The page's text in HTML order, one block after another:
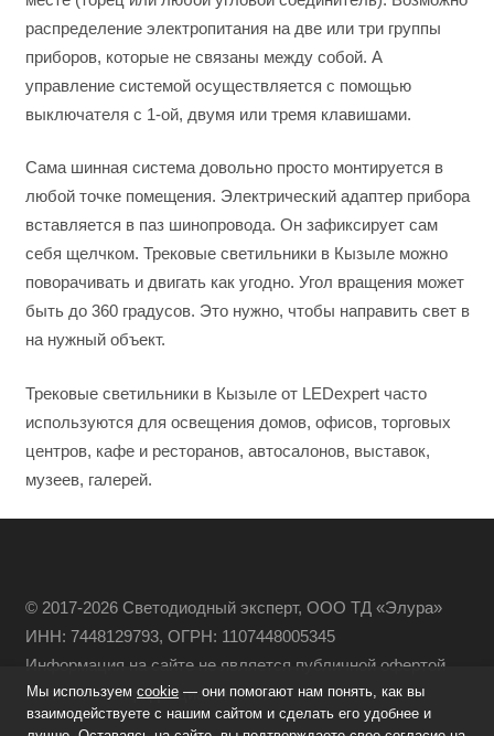
распределение электропитания на две или три группы
приборов, которые не связаны между собой. А
управление системой осуществляется с помощью
выключателя с 1-ой, двумя или тремя клавишами.
Сама шинная система довольно просто монтируется в
любой точке помещения. Электрический адаптер прибора
вставляется в паз шинопровода. Он зафиксирует сам
себя щелчком. Трековые светильники в Кызыле можно
поворачивать и двигать как угодно. Угол вращения может
быть до 360 градусов. Это нужно, чтобы направить свет в
на нужный объект.
Трековые светильники в Кызыле от LEDexpert часто
используются для освещения домов, офисов, торговых
центров, кафе и ресторанов, автосалонов, выставок,
музеев, галерей.
© 2017-2026 Светодиодный эксперт, ООО ТД «Элура»
ИНН: 7448129793, ОГРН: 1107448005345
Информация на сайте не является публичной офертой
Политика конфиденциальности
Мы используем cookie — они помогают нам понять, как вы
взаимодействуете с нашим сайтом и сделать его удобнее и